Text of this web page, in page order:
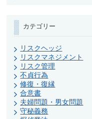
カテゴリー
リスクヘッジ
リスクマネジメント
リスク管理
不貞行為
修復・復縁
合意書
夫婦問題・男女問題
守秘義務